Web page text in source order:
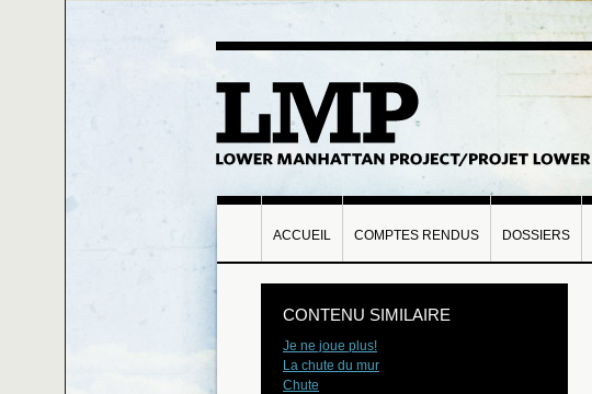
ACCUEIL COMPTES RENDUS DOSSIERS
CONTENU SIMILAIRE
Je ne joue plus!
La chute du mur
Chute